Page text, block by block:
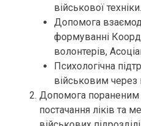
військової техніки.
Допомога
формуванні
волонтерів,
Психологічна
військовим через
Допомога пораненим
постачання ліків та